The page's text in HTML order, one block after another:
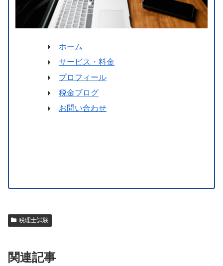
ホーム
サービス・料金
プロフィール
税金ブログ
お問い合わせ
税理士試験
関連記事